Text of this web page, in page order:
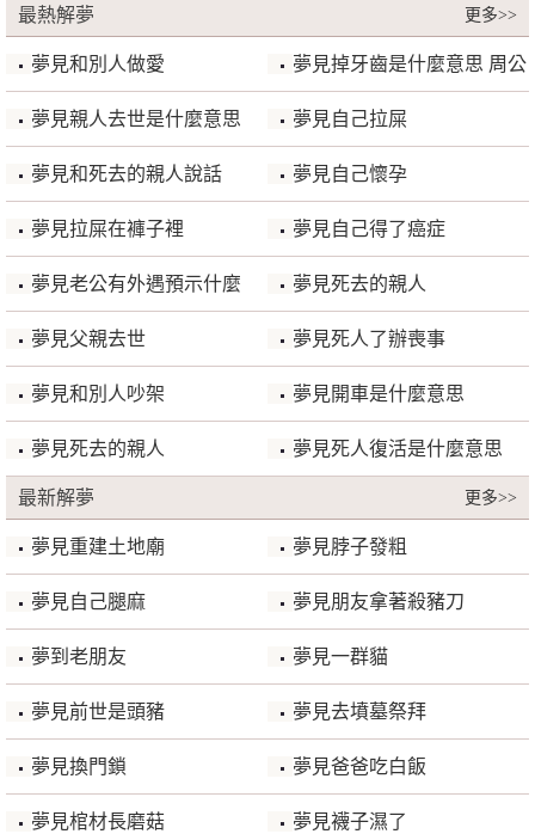
更多>>
最熱解夢
夢見和別人做愛 夢見掉牙齒是什麼意思 周公
解夢
夢見親人去世是什麼意思 夢見自己拉屎
夢見和死去的親人說話 夢見自己懷孕
夢見拉屎在褲子裡 夢見自己得了癌症
夢見老公有外遇預示什麼 夢見死去的親人
夢見父親去世 夢見死人了辦喪事
夢見和別人吵架 夢見開車是什麼意思
夢見死去的親人 夢見死人復活是什麼意思
更多>>
最新解夢
夢見重建土地廟 夢見脖子發粗
夢見自己腿麻 夢見朋友拿著殺豬刀
夢到老朋友 夢見一群貓
夢見前世是頭豬 夢見去墳墓祭拜
夢見換門鎖 夢見爸爸吃白飯
夢見棺材長磨菇 夢見襪子濕了